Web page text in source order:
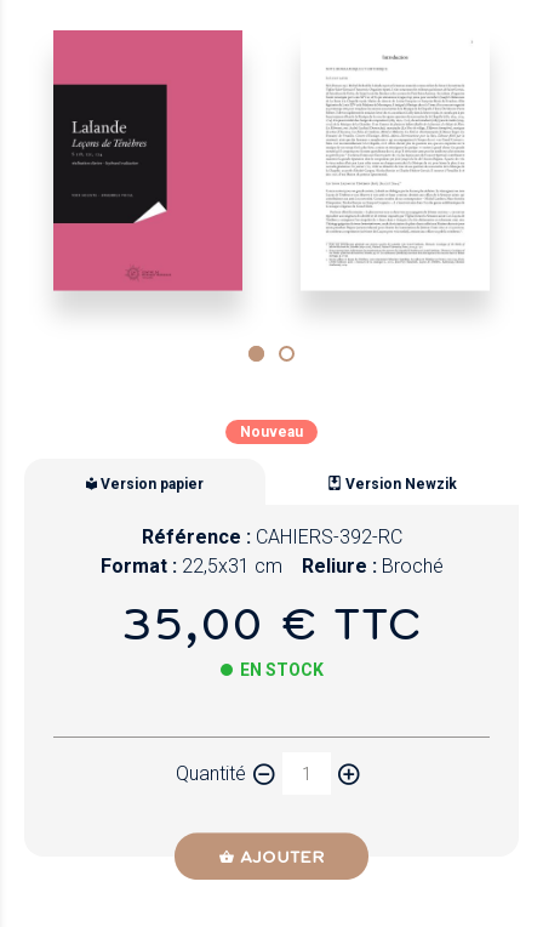
Nouveau
Version papier Version Newzik
Référence : CAHIERS-392-RC
Format : 22,5x31 cm Reliure : Broché
35,00 € TTC
EN STOCK
Quantité
AJOUTER